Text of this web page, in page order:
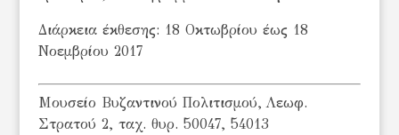
Διάρκεια έκθεσης: 18 Οκτωβρίου έως 18
Νοεμβρίου 2017
Μουσείο Βυζαντινού Πολιτισμού, Λεωφ.
Στρατού 2, ταχ. θυρ. 50047, 54013